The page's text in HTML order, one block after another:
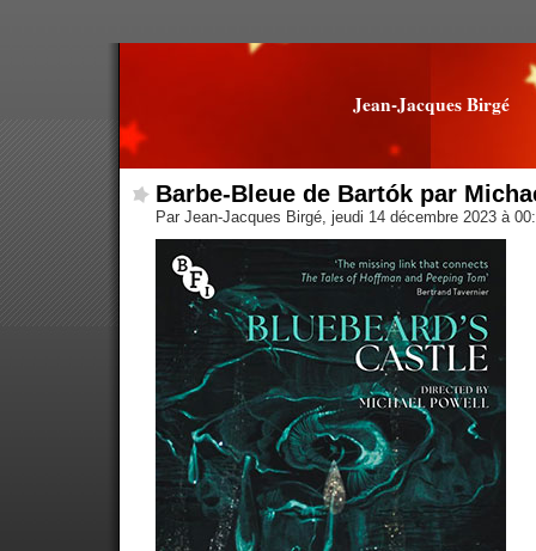
Jean-Jacques Birgé
Barbe-Bleue de Bartók par
Par Jean-Jacques Birgé, jeudi 14 décembre 2023 à